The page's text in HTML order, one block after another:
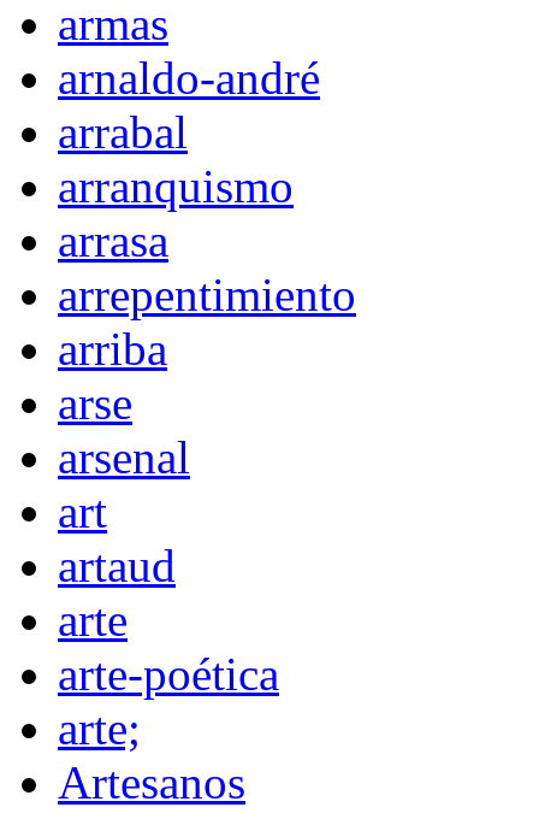
armas
arnaldo-andré
arrabal
arranquismo
arrasa
arrepentimiento
arriba
arse
arsenal
art
artaud
arte
arte-poética
arte;
Artesanos